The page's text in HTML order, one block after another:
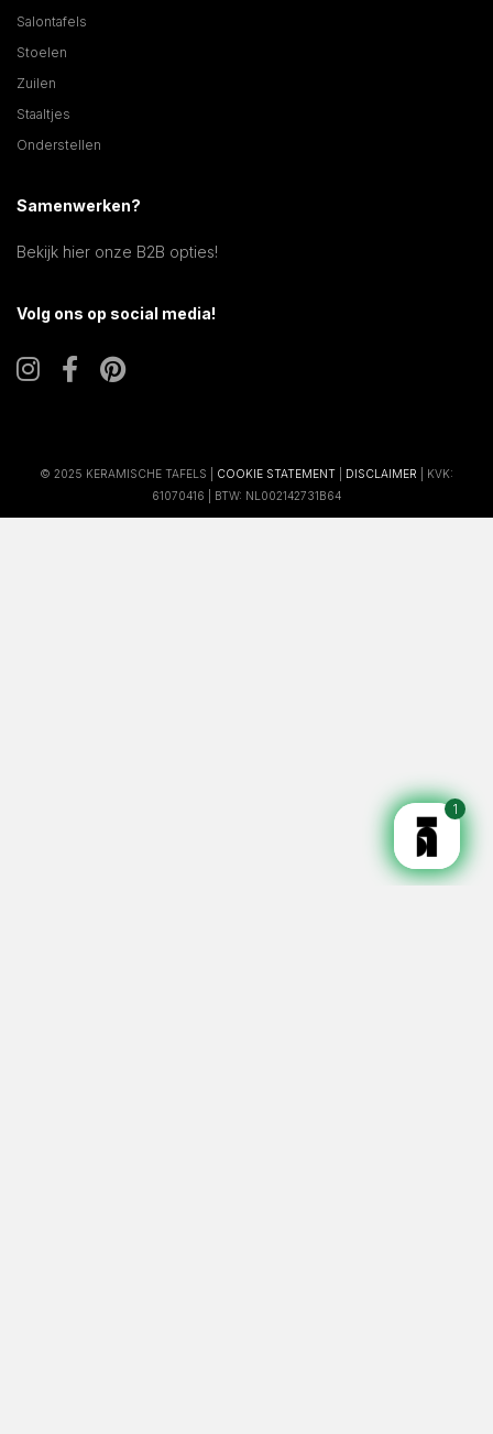
Salontafels
Stoelen
Zuilen
Staaltjes
Onderstellen
Samenwerken?
Bekijk hier onze B2B opties!
Volg ons op social media!
© 2025 KERAMISCHE TAFELS | COOKIE STATEMENT DISCLAIMER | KVK:
61070416 | BTW: NL002142731B64
1